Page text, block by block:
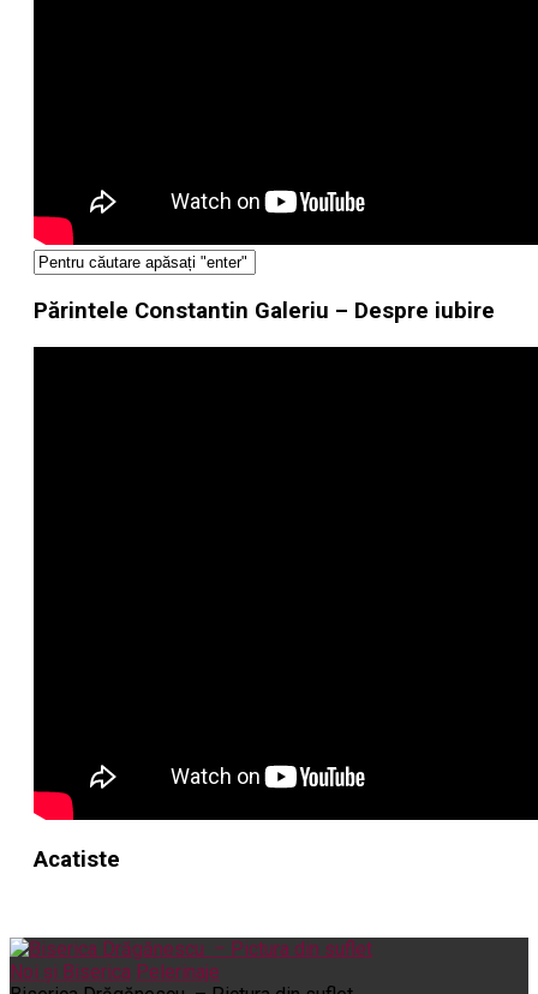
Părintele Constantin Galeriu – Despre iubire
Acatiste
Noi și Biserica Pelerinaje